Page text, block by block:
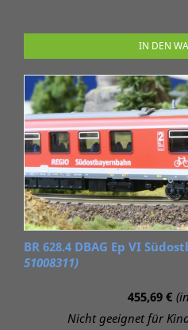
IN DEN
BR 628.4 DBAG Ep VI
51008311)
455,69 €
Nicht geeignet für